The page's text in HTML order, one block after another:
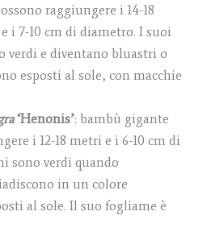
raggiungere i 14-18
i 7-10 cm di diametro. I suoi
verdi e diventano bluastri o
esposti al sole, con macchie
‘Henonis’: bambù gigante
i 12-18 metri e i 6-10 cm di
sono verdi quando
in un colore
al sole. Il suo fogliame è